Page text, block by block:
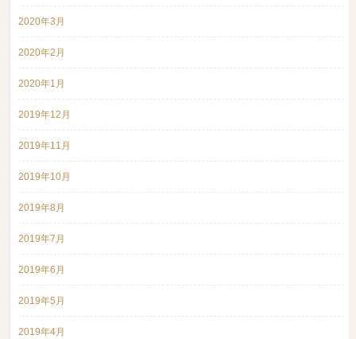
2020年3月
2020年2月
2020年1月
2019年12月
2019年11月
2019年10月
2019年8月
2019年7月
2019年6月
2019年5月
2019年4月